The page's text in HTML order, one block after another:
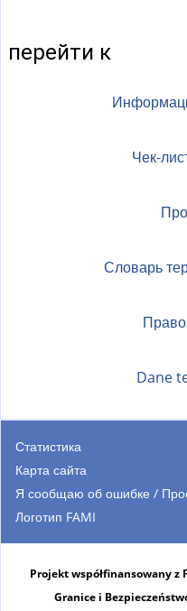
перейти к
Чек-
Словарь
Dane
Статистика
Карта сайта
Я сообщаю об ошибке /
Логотип FAMI
Projekt współfinansowany z
Granice i